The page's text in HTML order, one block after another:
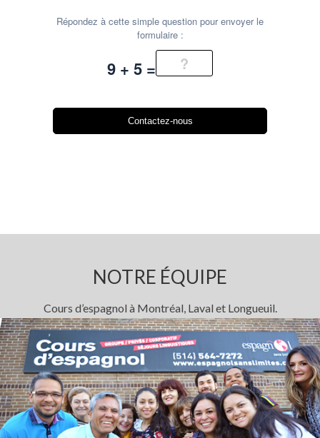
Répondez à cette simple question pour envoyer le
formulaire :
9 + 5 =
NOTRE ÉQUIPE
Cours d’espagnol à Montréal, Laval et Longueuil.